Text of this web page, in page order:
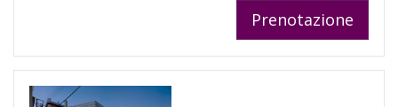
Prenotazione